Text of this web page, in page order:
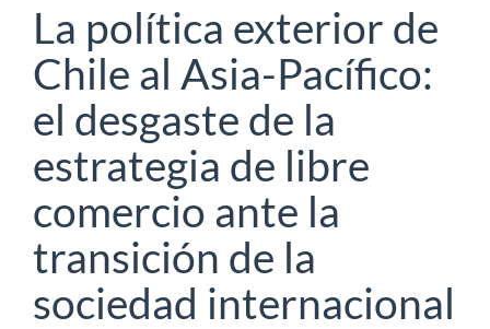
La política exterior de
Chile al Asia-Pacífico:
el desgaste de la
estrategia de libre
comercio ante la
transición de la
sociedad internacional